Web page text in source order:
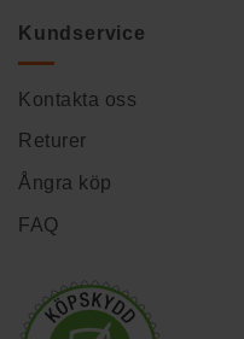
Kundservice
Kontakta oss
Returer
Ångra köp
FAQ